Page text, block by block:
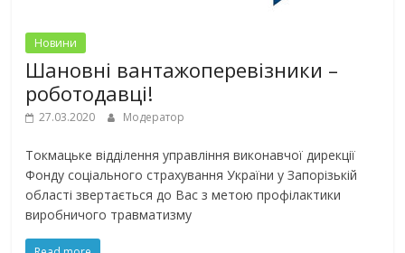
Новини
Шановні вантажоперевізники –
роботодавці!
27.03.2020 Модератор
Токмацьке відділення управління виконавчої дирекції
Фонду соціального страхування України у Запорізькій
області звертається до Вас з метою профілактики
виробничого травматизму